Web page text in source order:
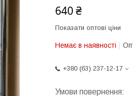
640 ₴
Показати оптові ціни
Немає в наявності
+380 (63) 237-12-17